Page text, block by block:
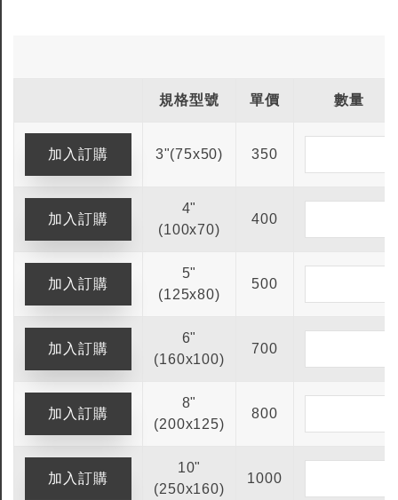
規格型號 單價 數量
3"(75x50) 350
4"
(100x70)
400
5"
(125x80)
500
6"
(160x100)
700
8"
(200x125)
800
10"
(250x160)
1000